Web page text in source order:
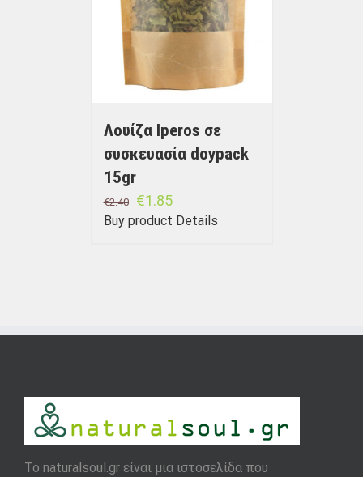
Λουίζα Iperos σε
συσκευασία doypack
15gr
€2.40 €1.85
Buy product Details
To naturalsoul.gr είναι μια ιστοσελίδα που